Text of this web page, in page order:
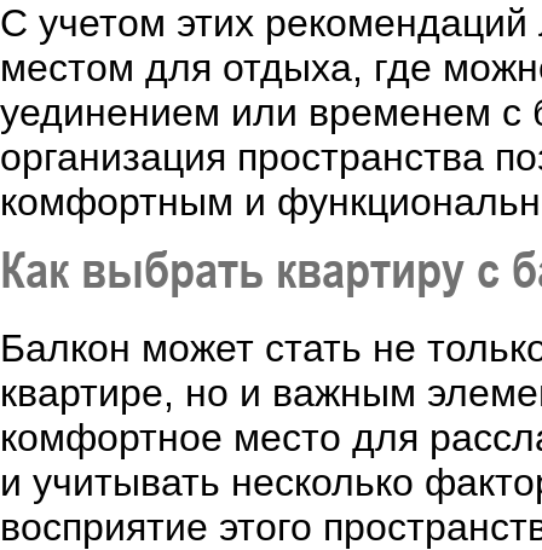
С учетом этих
местом для отдыха, где
уединением или временем с
организация пространства
комфортным и
Как выбрать квартиру с
Балкон может стать не
квартире, но и важным
комфортное место для
и учитывать несколько
восприятие этого